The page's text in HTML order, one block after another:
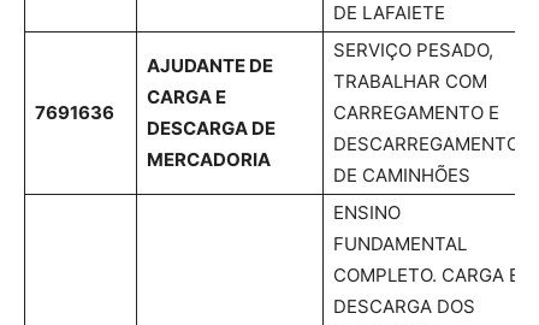
DE LAFAIETE
7691636
AJUDANTE DE
CARGA E
DESCARGA DE
MERCADORIA
SERVIÇO PESADO,
TRABALHAR COM
CARREGAMENTO E
DESCARREGAMENTO
DE CAMINHÕES
ENSINO
FUNDAMENTAL
COMPLETO. CARGA E
DESCARGA DOS